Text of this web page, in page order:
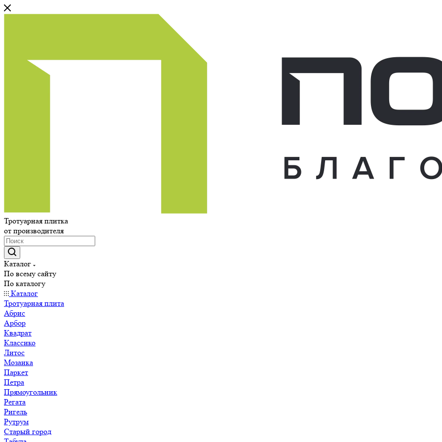
Тротуарная плитка
от производителя
Каталог
По всему сайту
По каталогу
Каталог
Тротуарная плита
Абрис
Арбор
Квадрат
Классико
Литос
Мозаика
Паркет
Петра
Прямоугольник
Регата
Ригель
Рутрум
Старый город